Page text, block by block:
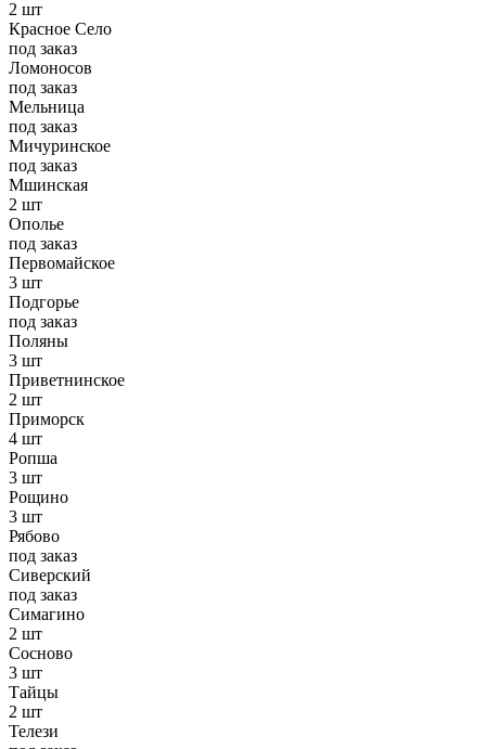
2 шт
Красное Село
под заказ
Ломоносов
под заказ
Мельница
под заказ
Мичуринское
под заказ
Мшинская
2 шт
Ополье
под заказ
Первомайское
3 шт
Подгорье
под заказ
Поляны
3 шт
Приветнинское
2 шт
Приморск
4 шт
Ропша
3 шт
Рощино
3 шт
Рябово
под заказ
Сиверский
под заказ
Симагино
2 шт
Сосново
3 шт
Тайцы
2 шт
Телези